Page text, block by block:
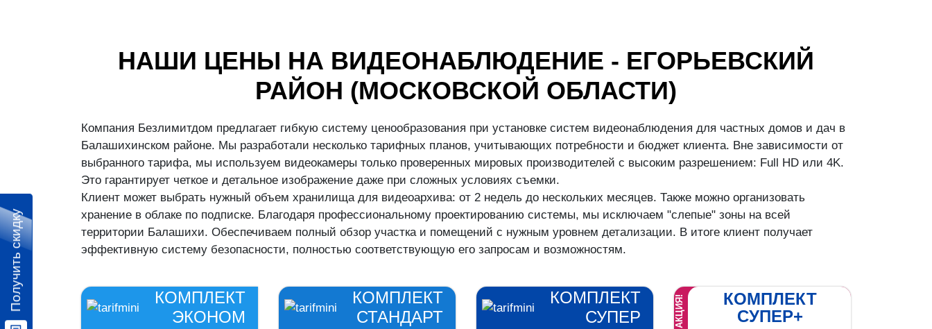
НАШИ ЦЕНЫ НА ВИДЕОНАБЛЮДЕНИЕ - ЕГОРЬЕВСКИЙ
РАЙОН (МОСКОВСКОЙ ОБЛАСТИ)
Компания Безлимитдом предлагает гибкую систему ценообразования при установке систем видеонаблюдения для частных домов и дач в
Балашихинском районе. Мы разработали несколько тарифных планов, учитывающих потребности и бюджет клиента. Вне зависимости от
выбранного тарифа, мы используем видеокамеры только проверенных мировых производителей с высоким разрешением: Full HD или 4K.
Это гарантирует четкое и детальное изображение даже при сложных условиях съемки.
Клиент может выбрать нужный объем хранилища для видеоархива: от 2 недель до нескольких месяцев. Также можно организовать
хранение в облаке по подписке. Благодаря профессиональному проектированию системы, мы исключаем "слепые" зоны на всей
территории Балашихи. Обеспечиваем полный обзор участка и помещений с нужным уровнем детализации. В итоге клиент получает
эффективную систему безопасности, полностью соответствующую его запросам и возможностям.
КОМПЛЕКТ
ЭКОНОМ
КОМПЛЕКТ
СТАНДАРТ
КОМПЛЕКТ
СУПЕР
АКЦИЯ!
КОМПЛЕКТ
СУПЕР+
Получить скидку